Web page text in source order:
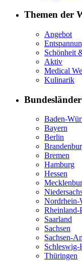
Themen der
Angebot
Schönheit
Aktiv
Medical
Kulinarik
Bundesländer
Baden-
Bayern
Berlin
Bremen
Hamburg
Hessen
Nordrhein-
Rheinland-
Saarland
Sachsen
Sachsen-
Schleswig-
Thüringen